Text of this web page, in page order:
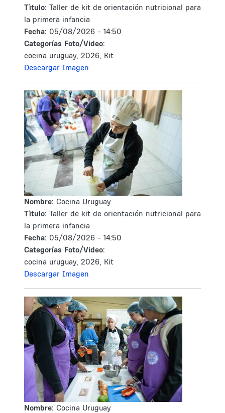
Tìtulo: Taller de kit de orientación nutricional para
la primera infancia
Fecha: 05/08/2026 - 14:50
Categorías Foto/Video:
cocina uruguay, 2026, Kit
Descargar Imagen
Nombre: Cocina Uruguay
Tìtulo: Taller de kit de orientación nutricional para
la primera infancia
Fecha: 05/08/2026 - 14:50
Categorías Foto/Video:
cocina uruguay, 2026, Kit
Descargar Imagen
Nombre: Cocina Uruguay